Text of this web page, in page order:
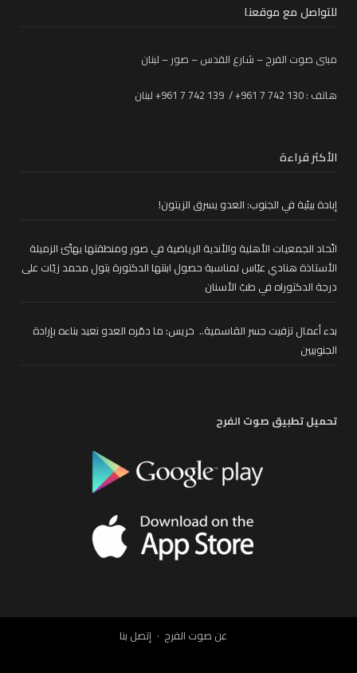
للتواصل مع موقعنا
مبنى صوت الفرح – شارع القدس – صور – لبنان
هاتف : 130 742 7 961+ / 139 742 7 961+ لبنان
الأكثر قراءة
إبادة بيئية في الجنوب: العدو يسرق الزيتون!
اتّحاد الجمعيات الأهلية والأندية الرياضية في صور ومنطقتها يهنّئ الزميلة
الأستاذة هنادي عبّاس لمناسبة حصول ابنتها الدكتورة بتول محمد زيّات على
درجة الدكتوراه في طبّ الأسنان
بدء أعمال تزفيت جسر القاسمية.. خريس: ما دمّره العدو نعيد بناءه بإرادة
الجنوبيين
تحميل تطبيق صوت الفرح
عن صوت الفرح إتصل بنا